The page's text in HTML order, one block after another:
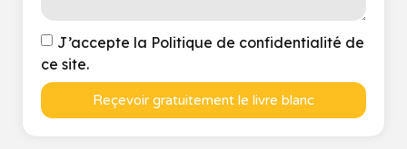
J’accepte la Politique de confidentialité de
ce site.
Reçevoir gratuitement le livre blanc